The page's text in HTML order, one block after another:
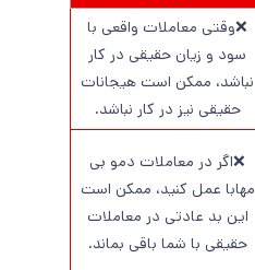
❌وقتی معاملات واقعی با
سود و زیان حقیقی در کار
نباشد، ممکن است هیجانات
حقیقی نیز در کار نباشد.
❌اگر در معاملات دمو بی
مهابا عمل کنید، ممکن است
این بد عادتی در معاملات
حقیقی با شما باقی بماند.